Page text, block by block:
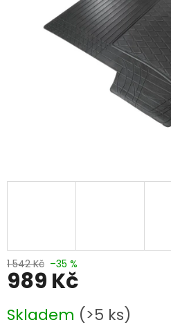
1 542 Kč –35 %
989 Kč
cena:
Skladem (>5 ks)